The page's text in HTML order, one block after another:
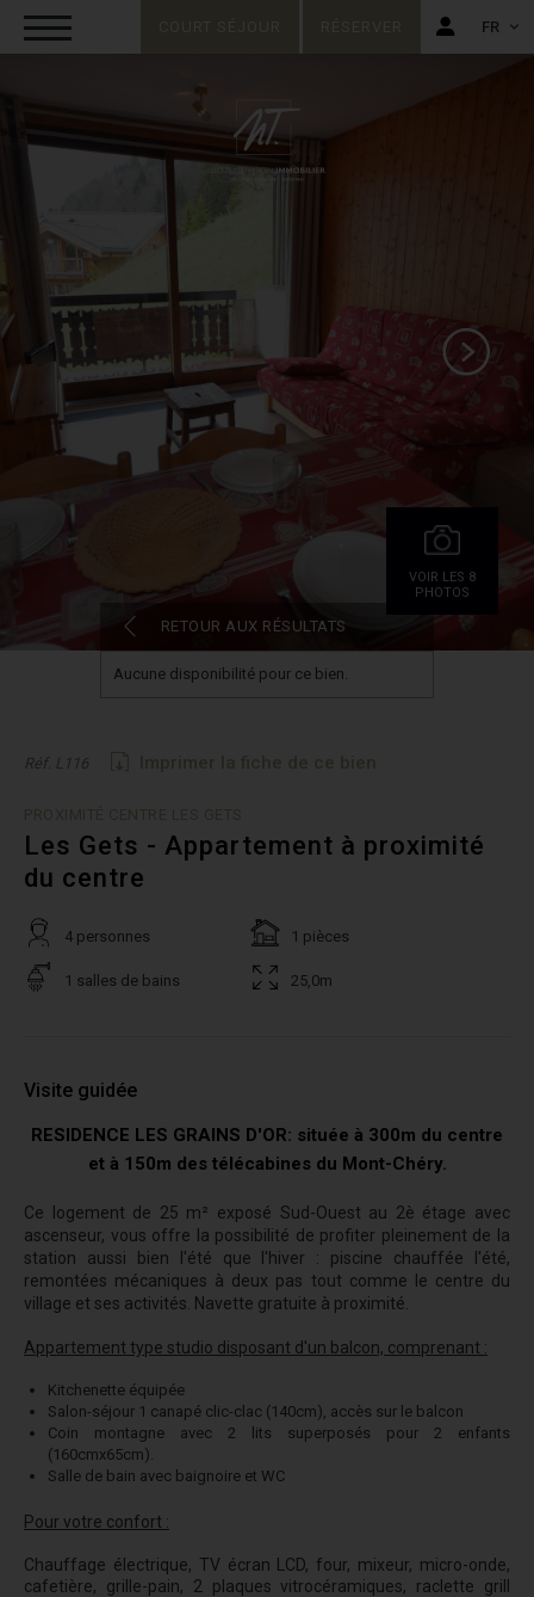
FR
VOIR LES 8
PHOTOS
RETOUR AUX RÉSULTATS
Aucune disponibilité pour ce bien.
Réf. L116
Les Gets - Appartement à proximité
du centre
4 personnes 1 pièces
1 salles de bains 25,0m
Visite guidée
RESIDENCE LES GRAINS D'OR: située à 300m du centre
et à 150m des télécabines du Mont-Chéry.
Ce logement de 25 m² exposé Sud-Ouest au 2è étage avec
ascenseur, vous offre la possibilité de profiter pleinement de la
station aussi bien l'été que l'hiver : piscine chauffée l'été,
remontées mécaniques à deux pas tout comme le centre du
village et ses activités. Navette gratuite à proximité.
Appartement type studio disposant d'un balcon, comprenant :
Kitchenette équipée
Salon-séjour 1 canapé clic-clac (140cm), accès sur le balcon
Coin montagne avec 2 lits superposés pour 2 enfants
(160cmx65cm).
Salle de bain avec baignoire et WC
Pour votre confort :
Chauffage électrique, TV écran LCD, four, mixeur, micro-onde,
cafetière, grille-pain, 2 plaques vitrocéramiques, raclette grill